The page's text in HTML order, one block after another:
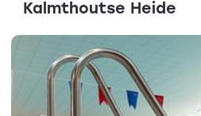
Kalmthoutse Heide